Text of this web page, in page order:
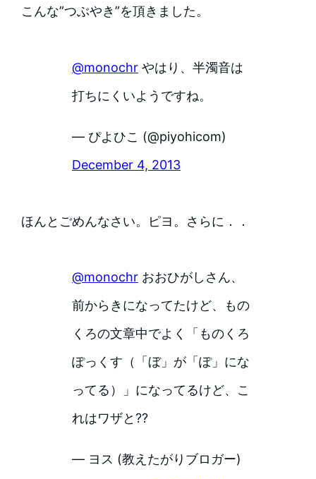
こんな”つぶやき”を頂きました。
@monochrやはり、半濁音は
打ちにくいようですね。
— ぴよひこ (@piyohicom)
December 4, 2013
ほんとごめんなさい。ピヨ。 さらに．．
@monochrおおひがしさん、
前からきになってたけど、もの
くろの文章中でよく「ものくろ
ぽっくす（「ぼ」が「ぽ」にな
ってる）」になってるけど、こ
れはワザと??
— ヨス (教えたがりブロガー)